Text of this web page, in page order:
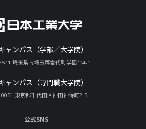
ャンパス（学部／大学院）
埼玉県南埼玉郡宮代町学園台4-1
ャンパス（専門職大学院）
0051 東京都千代田区神田神保町2-5
公式SNS